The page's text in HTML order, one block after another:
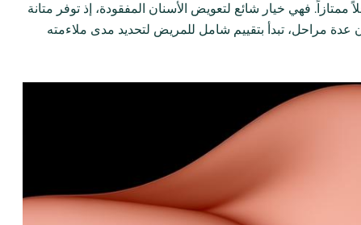
فهي خيار شائع لتعويض الأسنان المفقودة، إذ توفر متانة
عدة مراحل، تبدأ بتقييم شامل للمريض لتحديد مدى ملاءمته